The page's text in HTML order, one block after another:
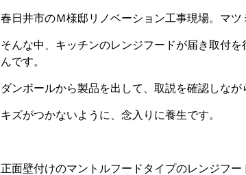
春日井市のＭ様邸リノベーション工事現場。マ
そんな中、キッチンのレンジフードが届き取付
んです。
ダンボールから製品を出して、取説を確認しな
キズがつかないように、念入りに養生です。
正面壁付けのマントルフードタイプのレンジフ